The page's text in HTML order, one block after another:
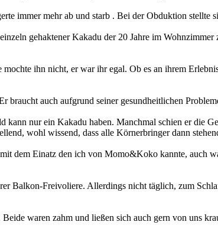
immer mehr ab und starb . Bei der Obduktion stellte
gehaktener Kakadu der 20 Jahre im Wohnzimmer
ihn nicht, er war ihr egal. Ob es an ihrem
auch aufgrund seiner gesundheitlichen
nur ein Kakadu haben. Manchmal schien er die
wohl wissend, dass alle Körnerbringer dann
dem Einatz den ich von Momo&Koko kannte, auch
Balkon-Freivoliere. Allerdings nicht täglich, zum
waren zahm und ließen sich auch gern von uns